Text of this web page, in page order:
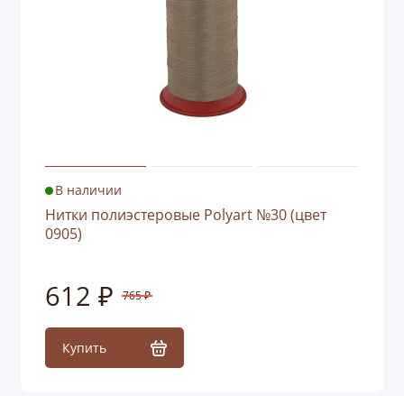
В наличии
Нитки полиэстеровые Polyart №30 (цвет
0905)
612 ₽ 765 ₽
Купить